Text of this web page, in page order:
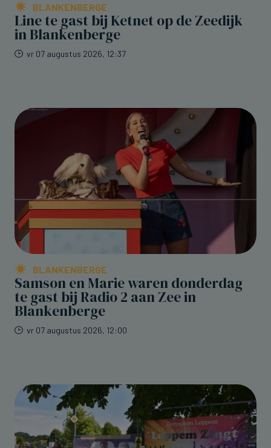
BLANKENBERGE
Line te gast bij Ketnet op de Zeedijk
in Blankenberge
vr 07 augustus 2026, 12:37
BLANKENBERGE
Samson en Marie waren donderdag
te gast bij Radio 2 aan Zee in
Blankenberge
vr 07 augustus 2026, 12:00